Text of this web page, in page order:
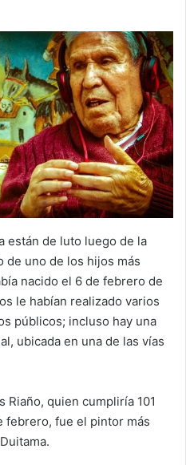
están de luto luego de la
de uno de los hijos más
nacido el 6 de febrero de
le habían realizado varios
públicos; incluso hay una
ubicada en una de las vías
Riaño, quien cumpliría 101
febrero, fue el pintor más